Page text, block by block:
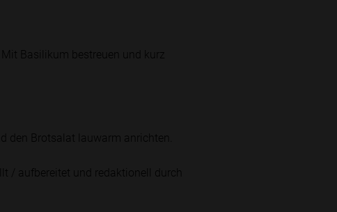
Basilikum bestreuen und kurz
den Brotsalat lauwarm anrichten.
/ aufbereitet und redaktionell durch